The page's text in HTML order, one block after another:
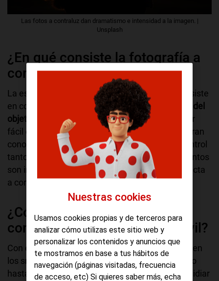
Las fotos a contraluz dan dramatismo e intensidad a la imagen. |
Unsplash
¿En qué consiste la fotografía a
contraluz?
La esencia de esta técnica es muy sencilla, consiste
en colocar la fuente principal de
luz justo detrás del
objeto a fotografiar.
Pero, aunque pueda resultar
fácil en un primer momento, requiere tener un gran
conocimiento sobre el uso de la cámara, y el control
tanto de la exposición, como la luz. Estos elementos
son imprescindibles para conseguir la foto perfecta
a contraluz.
¿Cómo conseguir una foto a
contraluz con un teléfono móvil?
Con el paso del tiempo, las cámaras integradas en
los smartphones actuales han ido evolucionando
hasta llegar a tal punto que nada tienen que envidiar
Nuestras cookies
Usamos cookies propias y de terceros para
analizar cómo utilizas este sitio web y
personalizar los contenidos y anuncios que
te mostramos en base a tus hábitos de
navegación (páginas visitadas, frecuencia
de acceso, etc) Si quieres saber más, echa